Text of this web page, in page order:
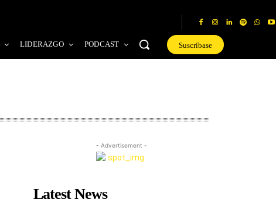
LIDERAZGO PODCAST Suscríbase
- Advertisement -
Latest News